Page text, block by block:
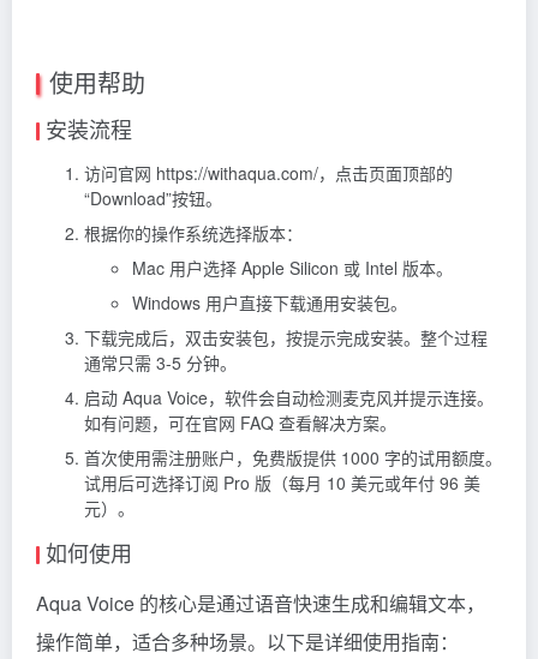
使用帮助
安装流程
访问官网 https://withaqua.com/，点击页面顶部的
“Download”按钮。
根据你的操作系统选择版本：
Mac 用户选择 Apple Silicon 或 Intel 版本。
Windows 用户直接下载通用安装包。
下载完成后，双击安装包，按提示完成安装。整个过程
通常只需 3-5 分钟。
启动 Aqua Voice，软件会自动检测麦克风并提示连接。
如有问题，可在官网 FAQ 查看解决方案。
首次使用需注册账户，免费版提供 1000 字的试用额度。
试用后可选择订阅 Pro 版（每月 10 美元或年付 96 美
元）。
如何使用
Aqua Voice 的核心是通过语音快速生成和编辑文本，
操作简单，适合多种场景。以下是详细使用指南：